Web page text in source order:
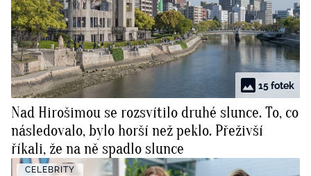
15 fotek
Nad Hirošimou se rozsvítilo druhé slunce. To, co
následovalo, bylo horší než peklo. Přeživší
říkali, že na ně spadlo slunce
CELEBRITY